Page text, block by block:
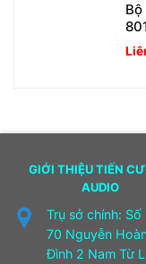
GIỚI THIỆU TIẾN
AUDIO
Trụ sở chính: Số
70 Nguyễn
Đình 2 Nam Từ